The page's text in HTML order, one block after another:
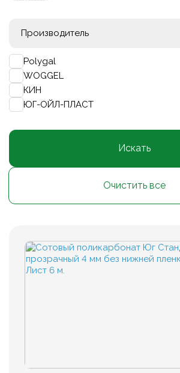
Производитель
Polygal
WOGGEL
КИН
ЮГ-ОЙЛ-ПЛАСТ
Искать
Очистить все